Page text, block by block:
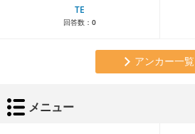
TE
回答数： 0
アンカー一覧
メニュー